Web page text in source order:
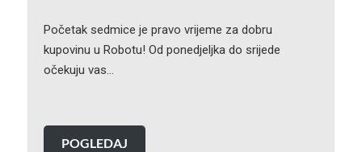
Početak sedmice je pravo vrijeme za dobru
kupovinu u Robotu! Od ponedjeljka do srijede
očekuju vas…
POGLEDAJ